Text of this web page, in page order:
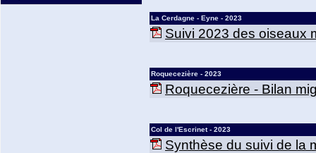
La Cerdagne - Eyne - 2023
Suivi 2023 des oiseaux
Roquecezière - 2023
Roquecezière - Bilan
Col de l'Escrinet - 2023
Synthèse du suivi de la